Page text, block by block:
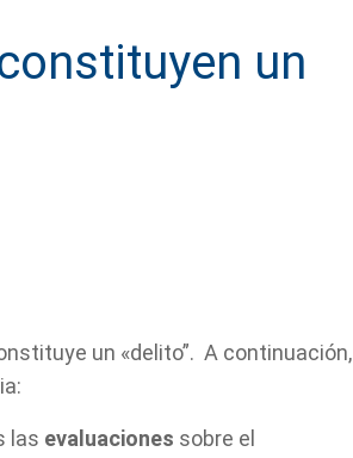
un
un «delito”. A continuación,
las evaluaciones sobre el